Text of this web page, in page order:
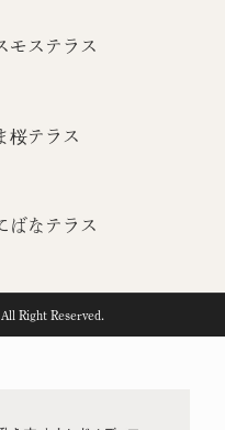
モステラス
桜テラス
ばなテラス
Right Reserved.